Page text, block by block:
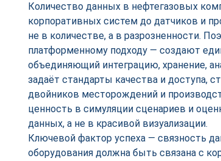
Количество данных в нефтегазовых
корпоративных систем до датчиков и
не в количестве, а в разрозненности.
платформенному подходу — создают
объединяющий интеграцию, хранение,
задаёт стандарты качества и доступа,
двойников месторождений и
ценность в симуляции сценариев и
данных, а не в красивой визуализации.
Ключевой фактор успеха — связность
оборудования должна быть связана с